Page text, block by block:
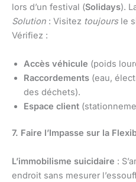
lors d’un festival (Solidays).
Solution : Visitez toujoursle
Vérifiez :
Accès véhicule (poids
Raccordements (eau,
des déchets).
Espace client
7. Faire l’Impasse sur la
L’immobilisme suicidaire :
endroit sans mesurer